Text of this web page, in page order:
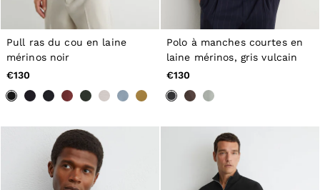
Pull ras du cou en laine
mérinos noir
€130
Polo à manches courtes en
laine mérinos, gris vulcain
€130